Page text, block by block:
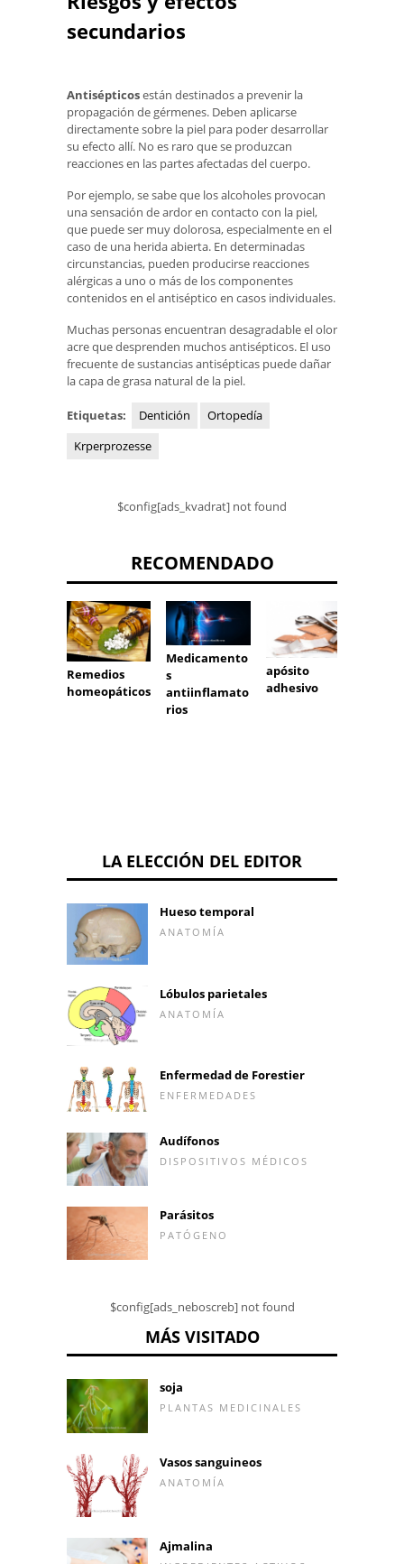
secundarios
Antisépticosestán destinados a prevenir la
propagación de gérmenes. Deben aplicarse
directamente sobre la piel para poder desarrollar
su efecto allí. No es raro que se produzcan
reacciones en las partes afectadas del cuerpo.
Por ejemplo, se sabe que los alcoholes provocan
una sensación de ardor en contacto con la piel,
que puede ser muy dolorosa, especialmente en el
caso de una herida abierta. En determinadas
circunstancias, pueden producirse reacciones
alérgicas a uno o más de los componentes
contenidos en el antiséptico en casos individuales.
Muchas personas encuentran desagradable el olor
acre que desprenden muchos antisépticos. El uso
frecuente de sustancias antisépticas puede dañar
la capa de grasa natural de la piel.
Etiquetas: Dentición
Ortopedía
Krperprozesse
$config[ads_kvadrat] not found
RECOMENDADO
Remedios
homeopáticos
Medicamento
s
antiinflamato
rios
apósito
adhesivo
LA ELECCIÓN DEL EDITOR
Hueso temporal
ANATOMÍA
Lóbulos parietales
ANATOMÍA
Enfermedad de Forestier
ENFERMEDADES
Audífonos
DISPOSITIVOS MÉDICOS
Parásitos
PATÓGENO
$config[ads_neboscreb] not found
MÁS VISITADO
soja
PLANTAS MEDICINALES
Vasos sanguineos
ANATOMÍA
Ajmalina